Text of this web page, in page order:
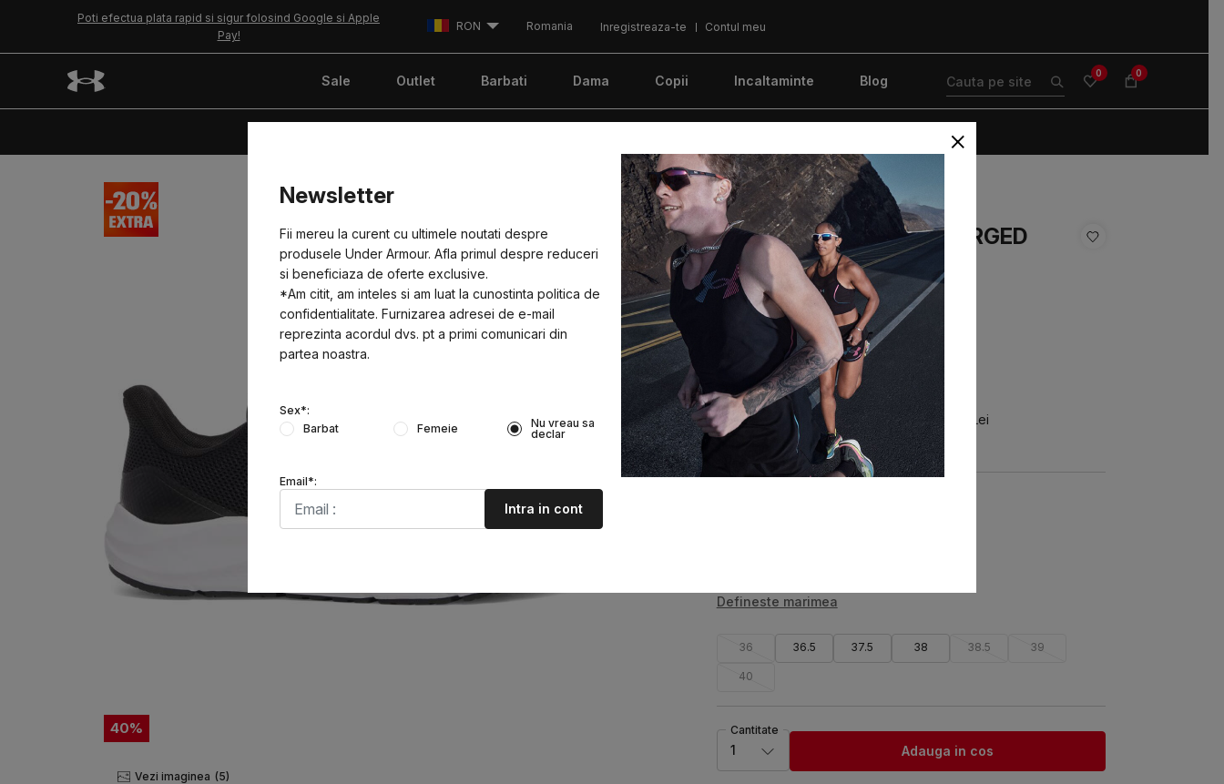
Poti efectua plata rapid si sigur folosind Google si Apple
Pay!
Contul meu
Inregistreaza-te
RON Romania
Sale Outlet Barbati Dama Copii Incaltaminte Blog 0 0
40%
Vezi imaginea (5)
INCALTAMINTE PANTOFI SPORT
Pantofi Sport Dama CHARGED
PURSUIT 4 Under Armour
Cod articol:3028261-001
Pret actual: 215,99Lei
Cel mai bun pret in ultimele 30 zile: 215,99
Lei
Pret de referinta:
359,99 Lei
Defineste marimea
36 36.5 37.5 38 38.5 39
40
Cantitate
1 Adauga in cos
×
Newsletter
Fii mereu la curent cu ultimele noutati despre
produsele Under Armour. Afla primul despre reduceri
si beneficiaza de oferte exclusive.
*Am citit, am inteles si am luat la cunostinta politica de
confidentialitate. Furnizarea adresei de e-mail
reprezinta acordul dvs. pt a primi comunicari din
partea noastra.
Sex*:
Barbat
Femeie
Nu vreau sa
declar
Email*:
Intra in cont